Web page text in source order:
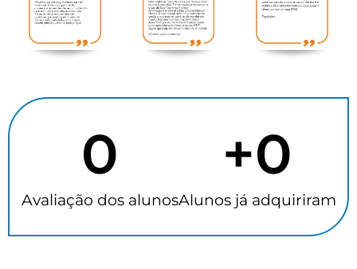
Avaliação dos alunos
0
Alunos já adquiriram
+0